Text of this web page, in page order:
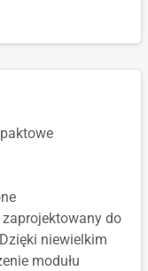
zaprojektowany do
niewielkim
modułu